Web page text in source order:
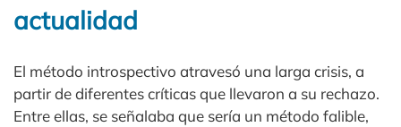
actualidad
El método introspectivo atravesó una larga crisis, a
partir de diferentes críticas que llevaron a su rechazo.
Entre ellas, se señalaba que sería un método falible,